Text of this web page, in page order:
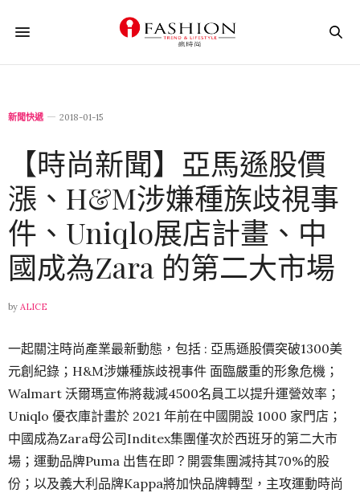
新聞快遞 2018-01-15
【時尚新聞】亞馬遜股價
漲、H&M涉嫌種族歧視事
件、Uniqlo展店計畫、中
國成為Zara 的第二大市場
by ALICE
一起關注時尚產業最新動態，包括 : 亞馬遜股價突破1300美
元創紀錄；H&M涉嫌種族歧視事件 面臨嚴重的形象危機；
Walmart 沃爾瑪宣佈將裁減4500名員工以提升運營效率；
Uniqlo 優衣庫計畫於 2021 年前在中國開設 1000 家門店；
中國成為Zara母公司Inditex集團僅次於西班牙的第二大市
場；運動品牌Puma 出售在即？開雲集團減持其70%的股
份；以及義大利品牌Kappa將加快品牌轉型，主攻運動時尚